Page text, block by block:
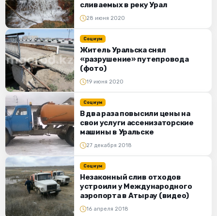
сливаемых в реку Урал
28 июня 2020
Социум
Житель Уральска снял
«разрушение» путепровода
(фото)
19 июня 2020
Социум
В два раза повысили цены на
свои услуги ассенизаторские
машины в Уральске
27 декабря 2018
Социум
Незаконный слив отходов
устроили у Международного
аэропорта в Атырау (видео)
16 апреля 2018